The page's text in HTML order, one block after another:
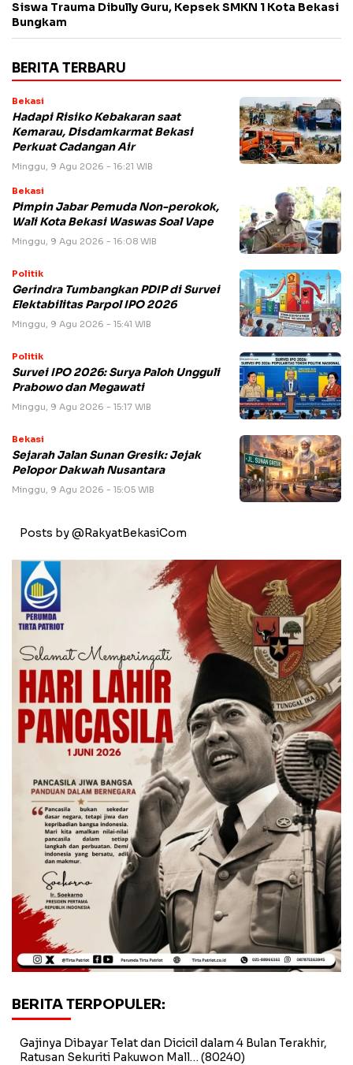
Siswa Trauma Dibully Guru, Kepsek SMKN 1 Kota Bekasi
Bungkam
BERITA TERBARU
Bekasi
Hadapi Risiko Kebakaran saat
Kemarau, Disdamkarmat Bekasi
Perkuat Cadangan Air
Minggu, 9 Agu 2026 - 16:21 WIB
Bekasi
Pimpin Jabar Pemuda Non-perokok,
Wali Kota Bekasi Waswas Soal Vape
Minggu, 9 Agu 2026 - 16:08 WIB
Politik
Gerindra Tumbangkan PDIP di Survei
Elektabilitas Parpol IPO 2026
Minggu, 9 Agu 2026 - 15:41 WIB
Politik
Survei IPO 2026: Surya Paloh Ungguli
Prabowo dan Megawati
Minggu, 9 Agu 2026 - 15:17 WIB
Bekasi
Sejarah Jalan Sunan Gresik: Jejak
Pelopor Dakwah Nusantara
Minggu, 9 Agu 2026 - 15:05 WIB
Posts by @RakyatBekasiCom
BERITA TERPOPULER:
Gajinya Dibayar Telat dan Dicicil dalam 4 Bulan Terakhir,
Ratusan Sekuriti Pakuwon Mall… (80240)